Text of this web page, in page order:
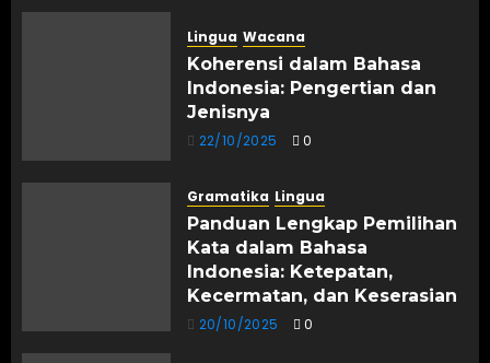
Lingua Wacana
Koherensi dalam Bahasa
Indonesia: Pengertian dan
Jenisnya
22/10/2025 0
Gramatika Lingua
Panduan Lengkap Pemilihan
Kata dalam Bahasa
Indonesia: Ketepatan,
Kecermatan, dan Keserasian
20/10/2025 0